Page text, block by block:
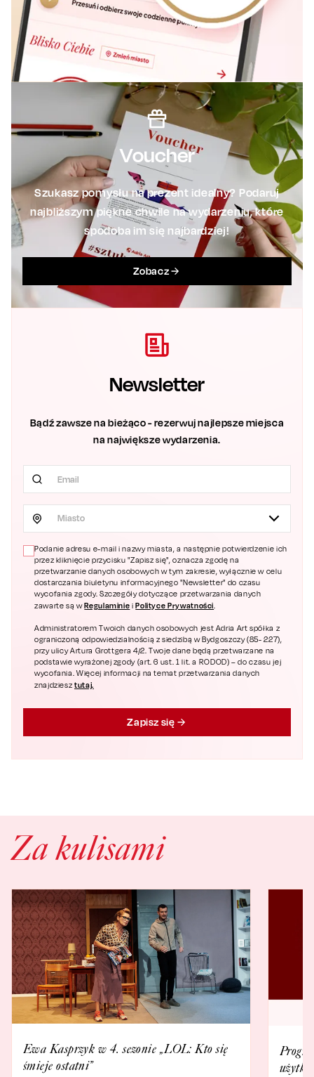
Voucher
Szukasz pomysłu na prezent idealny? Podaruj
najbliższym piękne chwile na wydarzeniu, które
spodoba im się najbardziej!
Zobacz
Newsletter
Bądź zawsze na bieżąco - rezerwuj najlepsze miejsca
na największe wydarzenia.
Miasto
Podanie adresu e-mail i nazwy miasta, a następnie potwierdzenie ich
przez kliknięcie przycisku "Zapisz się", oznacza zgodę na
przetwarzanie danych osobowych w tym zakresie, wyłącznie w celu
dostarczania biuletynu informacyjnego "Newsletter" do czasu
wycofania zgody. Szczegóły dotyczące przetwarzania danych
zawarte są wRegulaminie iPolityce Prywatności.
Administratorem Twoich danych osobowych jest Adria Art spółka z
ograniczoną odpowiedzialnością z siedzibą w Bydgoszczy (85- 227),
przy ulicy Artura Grottgera 4/2. Twoje dane będą przetwarzane na
podstawie wyrażonej zgody (art. 6 ust. 1 lit. a RODOD) – do czasu jej
wycofania. Więcej informacji na temat przetwarzania danych
znajdziesztutaj.
Zapisz się
Za kulisami
Ewa Kasprzyk w 4. sezonie „LOL: Kto się
śmieje ostatni”